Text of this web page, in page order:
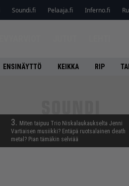
Soundi.fi Pelaaja.fi Inferno.fi
ENSINÄYTTÖ KEIKKA RIP
3. Miten taipuu Trio Niskalaukaukselta Jenni
Vartiaisen musiikki? Entäpä ruotsalainen death
metal? Pian tämäkin selviää